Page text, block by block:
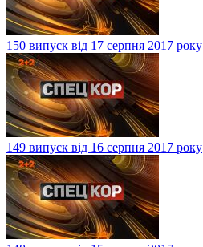
150 випуск від 17 серпня 2017 року
149 випуск від 16 серпня 2017 року